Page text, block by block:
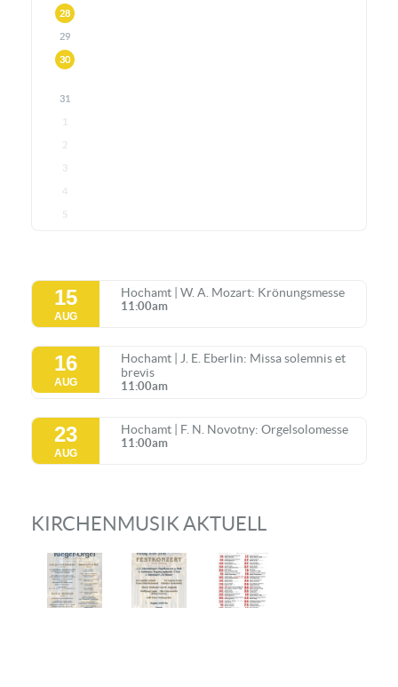
28
29
30
31
1
2
3
4
5
15
AUG
Hochamt | W. A. Mozart: Krönungsmesse
11:00am
16
AUG
Hochamt | J. E. Eberlin: Missa solemnis et
brevis
11:00am
23
AUG
Hochamt | F. N. Novotny: Orgelsolomesse
11:00am
KIRCHENMUSIK AKTUELL